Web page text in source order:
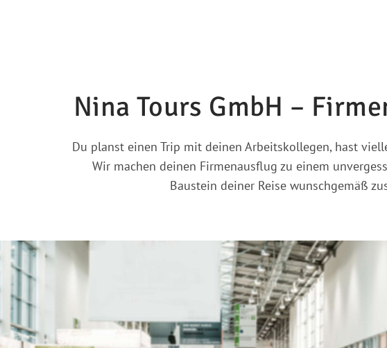
Nina Tours GmbH –
Du planst einen Trip mit deinen Arbeitskollegen, hast
Wir machen deinen Firmenausflug zu einem
Baustein deiner Reise wunschgemäß